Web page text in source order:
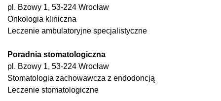
pl. Bzowy 1, 53-224 Wrocław
Onkologia kliniczna
Leczenie ambulatoryjne specjalistyczne
Poradnia stomatologiczna
pl. Bzowy 1, 53-224 Wrocław
Stomatologia zachowawcza z endodoncją
Leczenie stomatologiczne